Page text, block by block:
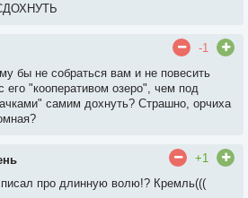
-1
бы не собраться вам и не повесить
его "кооперативом озеро", чем под
самим дохнуть? Страшно, орчиха
+1
писал про длинную волю!? Кремль(((